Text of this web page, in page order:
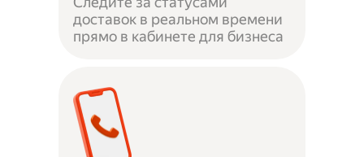
доставок в реальном времени
прямо в кабинете для бизнеса